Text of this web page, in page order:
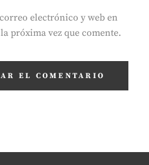
electrónico y web en
próxima vez que comente.